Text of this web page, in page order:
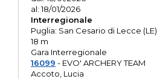
al: 18/01/2026
Interregionale
Puglia: San Cesario di Lecce (LE)
18 m
Gara Interregionale
16099 - EVO' ARCHERY TEAM
Accoto, Lucia